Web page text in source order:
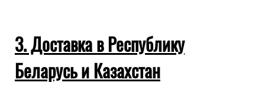
3. Доставка в Республику
Беларусь и Казахстан